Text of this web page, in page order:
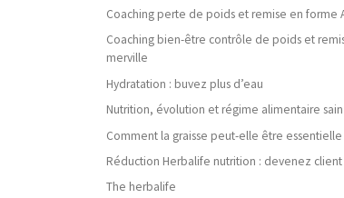
Coaching perte de poids et remise en forme
Coaching bien-être contrôle de poids et
merville
Hydratation : buvez plus d’eau
Nutrition, évolution et régime alimentaire sain
Comment la graisse peut-elle être essentielle
Réduction Herbalife nutrition : devenez
The herbalife